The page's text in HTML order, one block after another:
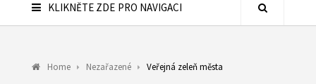
KLIKNĚTE ZDE PRO NAVIGACI
Home Nezařazené Veřejná zeleň města